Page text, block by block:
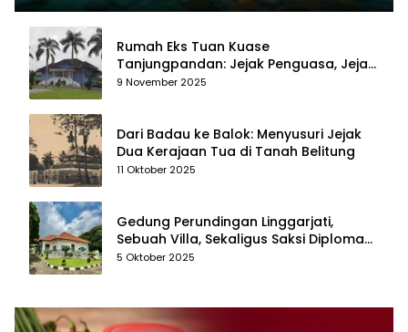
Rumah Eks Tuan Kuase
Tanjungpandan: Jejak Penguasa, Jejak
Kenangan
9 November 2025
Dari Badau ke Balok: Menyusuri Jejak
Dua Kerajaan Tua di Tanah Belitung
11 Oktober 2025
Gedung Perundingan Linggarjati,
Sebuah Villa, Sekaligus Saksi Diplomasi
yang Mengubah Arah Bangsa
5 Oktober 2025